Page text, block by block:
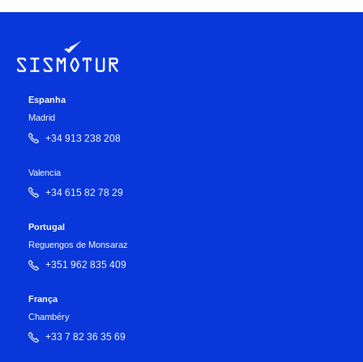
Espanha
Madrid
+34 913 238 208
Valencia
+34 615 82 78 29
Portugal
Reguengos de Monsaraz
+351 962 835 409
França
Chambéry
+33 7 82 36 35 69